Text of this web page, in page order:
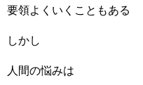
要領よくいくこともある
しかし
人間の悩みは